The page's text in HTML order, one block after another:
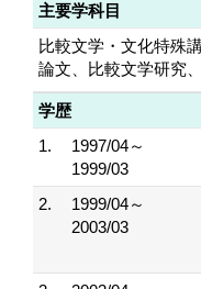
主要学科目
比較文学・文化特殊
論文、比較文学研究
学歴
1.
1997/04～
1999/03
2.
1999/04～
2003/03